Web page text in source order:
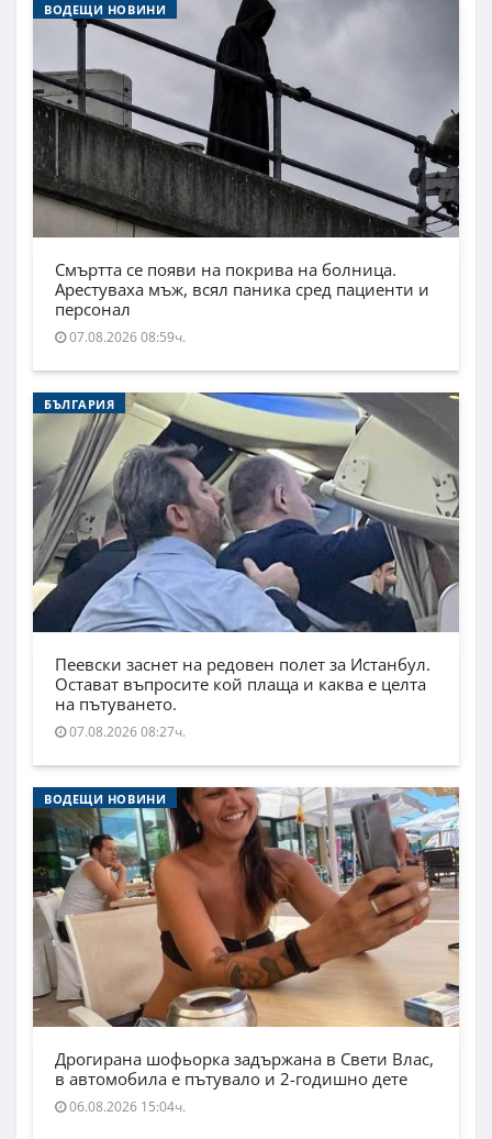
ВОДЕЩИ НОВИНИ
Смъртта се появи на покрива на болница.
Арестуваха мъж, всял паника сред пациенти и
персонал
07.08.2026 08:59ч.
БЪЛГАРИЯ
Пеевски заснет на редовен полет за Истанбул.
Остават въпросите кой плаща и каква е целта
на пътуването.
07.08.2026 08:27ч.
ВОДЕЩИ НОВИНИ
Дрогирана шофьорка задържана в Свети Влас,
в автомобила е пътувало и 2-годишно дете
06.08.2026 15:04ч.